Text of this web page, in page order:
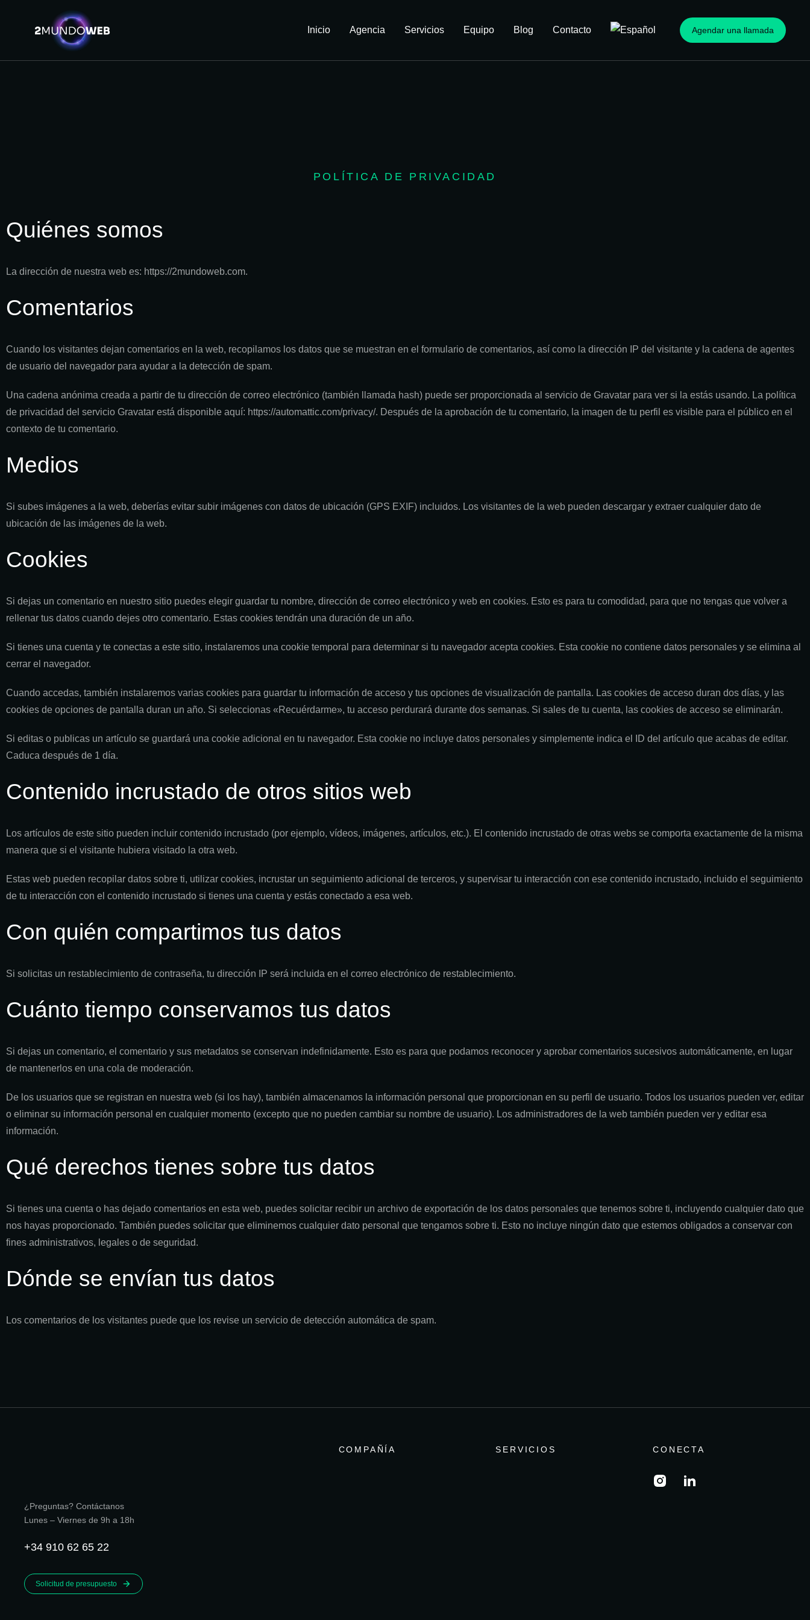
Inicio Agencia Servicios Equipo Blog Contacto Agendar una llamada
POLÍTICA DE PRIVACIDAD
Quiénes somos
La dirección de nuestra web es: https://2mundoweb.com.
Comentarios
Cuando los visitantes dejan comentarios en la web, recopilamos los datos que se muestran en el formulario de comentarios, así como la dirección IP del visitante y la cadena de agentes
de usuario del navegador para ayudar a la detección de spam.
Una cadena anónima creada a partir de tu dirección de correo electrónico (también llamada hash) puede ser proporcionada al servicio de Gravatar para ver si la estás usando. La política
de privacidad del servicio Gravatar está disponible aquí: https://automattic.com/privacy/. Después de la aprobación de tu comentario, la imagen de tu perfil es visible para el público en el
contexto de tu comentario.
Medios
Si subes imágenes a la web, deberías evitar subir imágenes con datos de ubicación (GPS EXIF) incluidos. Los visitantes de la web pueden descargar y extraer cualquier dato de
ubicación de las imágenes de la web.
Cookies
Si dejas un comentario en nuestro sitio puedes elegir guardar tu nombre, dirección de correo electrónico y web en cookies. Esto es para tu comodidad, para que no tengas que volver a
rellenar tus datos cuando dejes otro comentario. Estas cookies tendrán una duración de un año.
Si tienes una cuenta y te conectas a este sitio, instalaremos una cookie temporal para determinar si tu navegador acepta cookies. Esta cookie no contiene datos personales y se elimina al
cerrar el navegador.
Cuando accedas, también instalaremos varias cookies para guardar tu información de acceso y tus opciones de visualización de pantalla. Las cookies de acceso duran dos días, y las
cookies de opciones de pantalla duran un año. Si seleccionas «Recuérdarme», tu acceso perdurará durante dos semanas. Si sales de tu cuenta, las cookies de acceso se eliminarán.
Si editas o publicas un artículo se guardará una cookie adicional en tu navegador. Esta cookie no incluye datos personales y simplemente indica el ID del artículo que acabas de editar.
Caduca después de 1 día.
Contenido incrustado de otros sitios web
Los artículos de este sitio pueden incluir contenido incrustado (por ejemplo, vídeos, imágenes, artículos, etc.). El contenido incrustado de otras webs se comporta exactamente de la misma
manera que si el visitante hubiera visitado la otra web.
Estas web pueden recopilar datos sobre ti, utilizar cookies, incrustar un seguimiento adicional de terceros, y supervisar tu interacción con ese contenido incrustado, incluido el seguimiento
de tu interacción con el contenido incrustado si tienes una cuenta y estás conectado a esa web.
Con quién compartimos tus datos
Si solicitas un restablecimiento de contraseña, tu dirección IP será incluida en el correo electrónico de restablecimiento.
Cuánto tiempo conservamos tus datos
Si dejas un comentario, el comentario y sus metadatos se conservan indefinidamente. Esto es para que podamos reconocer y aprobar comentarios sucesivos automáticamente, en lugar
de mantenerlos en una cola de moderación.
De los usuarios que se registran en nuestra web (si los hay), también almacenamos la información personal que proporcionan en su perfil de usuario. Todos los usuarios pueden ver, editar
o eliminar su información personal en cualquier momento (excepto que no pueden cambiar su nombre de usuario). Los administradores de la web también pueden ver y editar esa
información.
Qué derechos tienes sobre tus datos
Si tienes una cuenta o has dejado comentarios en esta web, puedes solicitar recibir un archivo de exportación de los datos personales que tenemos sobre ti, incluyendo cualquier dato que
nos hayas proporcionado. También puedes solicitar que eliminemos cualquier dato personal que tengamos sobre ti. Esto no incluye ningún dato que estemos obligados a conservar con
fines administrativos, legales o de seguridad.
Dónde se envían tus datos
Los comentarios de los visitantes puede que los revise un servicio de detección automática de spam.
¿Preguntas? Contáctanos
Lunes – Viernes de 9h a 18h
+34 910 62 65 22
Solicitud de presupuesto
COMPAÑÍA SERVICIOS CONECTA